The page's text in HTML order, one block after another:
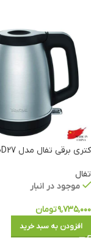
کتری برقی تفال مدل KI280D27
تفال
موجود در انبار
۹,۷۳۵,۰۰۰تومان
افزودن به سبد خرید